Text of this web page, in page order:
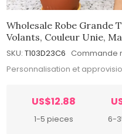
Wholesale Robe Grande
Volants, Couleur Unie,
SKU: T103D23C6 Commande
Personnalisation et
US$12.88
1-5 pieces 6-